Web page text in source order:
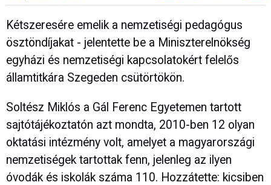
Kétszeresére emelik a nemzetiségi pedagógus
ösztöndíjakat - jelentette be a Miniszterelnökség
egyházi és nemzetiségi kapcsolatokért felelős
államtitkára Szegeden csütörtökön.
Soltész Miklós a Gál Ferenc Egyetemen tartott
sajtótájékoztatón azt mondta, 2010-ben 12 olyan
oktatási intézmény volt, amelyet a magyarországi
nemzetiségek tartottak fenn, jelenleg az ilyen
óvodák és iskolák száma 110. Hozzátette: kicsiben